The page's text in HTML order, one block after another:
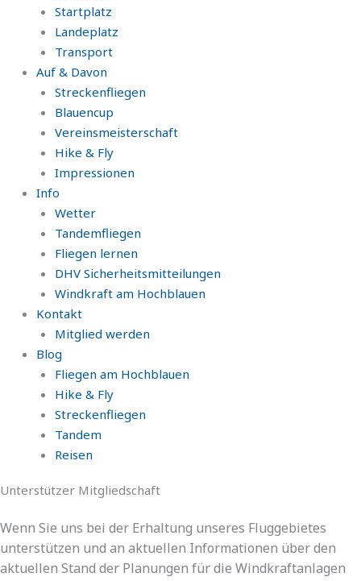
Startplatz
Landeplatz
Transport
Auf & Davon
Streckenfliegen
Blauencup
Vereinsmeisterschaft
Hike & Fly
Impressionen
Info
Wetter
Tandemfliegen
Fliegen lernen
DHV Sicherheitsmitteilungen
Windkraft am Hochblauen
Kontakt
Mitglied werden
Blog
Fliegen am Hochblauen
Hike & Fly
Streckenfliegen
Tandem
Reisen
Unterstützer Mitgliedschaft
Wenn Sie uns bei der Erhaltung unseres Fluggebietes
unterstützen und an aktuellen Informationen über den
aktuellen Stand der Planungen für die Windkraftanlagen